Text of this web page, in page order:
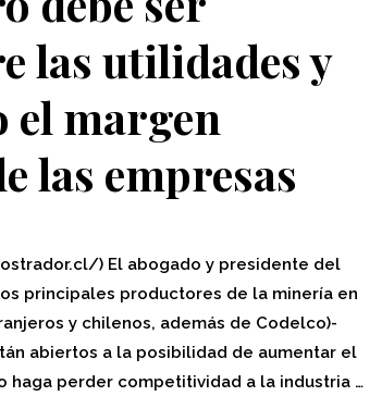
las utilidades y
el margen
las empresas
) El abogado y presidente del
principales productores de la minería en
y chilenos, además de Codelco)-
abiertos a la posibilidad de aumentar el
haga perder competitividad a la industria …